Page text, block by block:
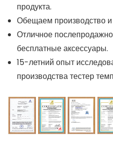
продукта.
Обещаем производство
Отличное
бесплатные аксессуары.
15-летний опыт
производства тестер